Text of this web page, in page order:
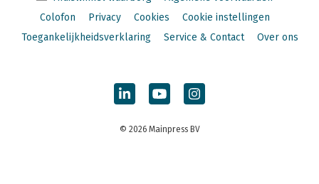
Colofon
Privacy Cookies
Cookie instellingen
Toegankelijkheidsverklaring
Service & Contact Over ons
© 2026 Mainpress BV